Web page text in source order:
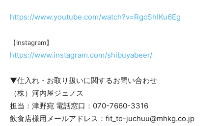
https://www.youtube.com/watch?v=RgcShIKu6Eg
【Instagram】
https://www.instagram.com/shibuyabeer/
▼仕入れ・お取り扱いに関するお問い合わせ
（株）河内屋ジェノス
担当：津野宛 電話窓口：070-7660-3316
飲食店様用メールアドレス：fit_to-juchuu@mhkg.co.jp